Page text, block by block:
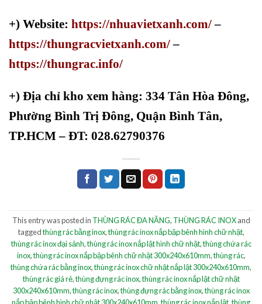
+) Website: https://nhuavietxanh.com/–
https://thungracvietxanh.com/ –
https://thungrac.info/
+) Địa chỉ kho xem hàng: 334 Tân Hòa Đông,
Phường Bình Trị Đông, Quận Bình Tân,
TP.HCM – ĐT: 028.62790376
This entry was posted in THÙNG RÁC ĐA NĂNG, THÙNG RÁC INOXand
taggedthùng rác bằng inox,thùng rác inox nắp bập bênh hình chữ nhật,
thùng rác inox đại sảnh,thùng rác inox nắp lật hình chữ nhật,thùng chứa rác
inox,thùng rác inox nắp bập bênh chữ nhật 300x240x610mm,thùng rác,
thùng chứa rác bằng inox,thùng rác inox chữ nhật nắp lật 300x240x610mm,
thùng rác giá rẻ,thùng đựng rác inox,thùng rác inox nắp lật chữ nhật
300x240x610mm,thùng rác inox,thùng đựng rác bằng inox,thùng rác inox